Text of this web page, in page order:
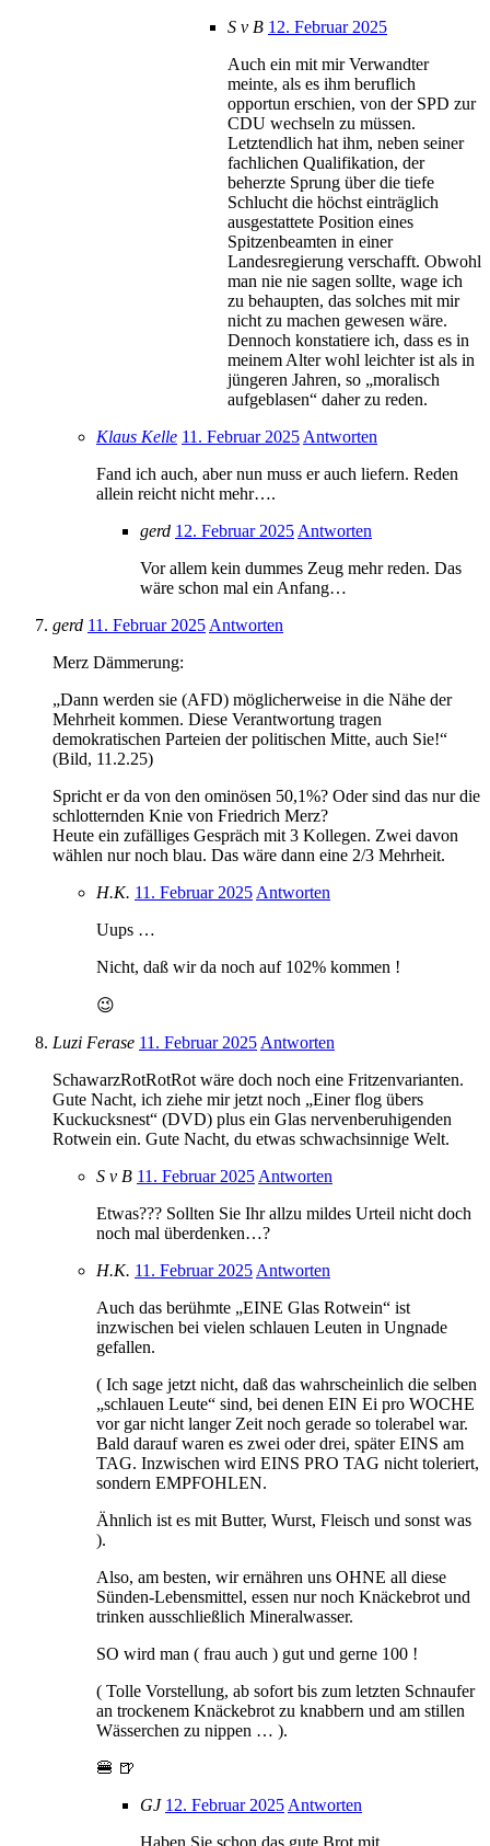
S v B 12. Februar 2025
Auch ein mit mir Verwandter
meinte, als es ihm beruflich
opportun erschien, von der SPD zur
CDU wechseln zu müssen.
Letztendlich hat ihm, neben seiner
fachlichen Qualifikation, der
beherzte Sprung über die tiefe
Schlucht die höchst einträglich
ausgestattete Position eines
Spitzenbeamten in einer
Landesregierung verschafft. Obwohl
man nie nie sagen sollte, wage ich
zu behaupten, das solches mit mir
nicht zu machen gewesen wäre.
Dennoch konstatiere ich, dass es in
meinem Alter wohl leichter ist als in
jüngeren Jahren, so „moralisch
aufgeblasen“ daher zu reden.
Klaus Kelle 11. Februar 2025 Antworten
Fand ich auch, aber nun muss er auch liefern. Reden
allein reicht nicht mehr….
gerd 12. Februar 2025 Antworten
Vor allem kein dummes Zeug mehr reden. Das
wäre schon mal ein Anfang…
gerd 11. Februar 2025 Antworten
Merz Dämmerung:
„Dann werden sie (AFD) möglicherweise in die Nähe der
Mehrheit kommen. Diese Verantwortung tragen
demokratischen Parteien der politischen Mitte, auch Sie!“
(Bild, 11.2.25)
Spricht er da von den ominösen 50,1%? Oder sind das nur die
schlotternden Knie von Friedrich Merz?
Heute ein zufälliges Gespräch mit 3 Kollegen. Zwei davon
wählen nur noch blau. Das wäre dann eine 2/3 Mehrheit.
H.K. 11. Februar 2025 Antworten
Uups …
Nicht, daß wir da noch auf 102% kommen !
😉
Luzi Ferase 11. Februar 2025 Antworten
SchawarzRotRotRot wäre doch noch eine Fritzenvarianten.
Gute Nacht, ich ziehe mir jetzt noch „Einer flog übers
Kuckucksnest“ (DVD) plus ein Glas nervenberuhigenden
Rotwein ein. Gute Nacht, du etwas schwachsinnige Welt.
S v B 11. Februar 2025 Antworten
Etwas??? Sollten Sie Ihr allzu mildes Urteil nicht doch
noch mal überdenken…?
H.K. 11. Februar 2025 Antworten
Auch das berühmte „EINE Glas Rotwein“ ist
inzwischen bei vielen schlauen Leuten in Ungnade
gefallen.
( Ich sage jetzt nicht, daß das wahrscheinlich die selben
„schlauen Leute“ sind, bei denen EIN Ei pro WOCHE
vor gar nicht langer Zeit noch gerade so tolerabel war.
Bald darauf waren es zwei oder drei, später EINS am
TAG. Inzwischen wird EINS PRO TAG nicht toleriert,
sondern EMPFOHLEN.
Ähnlich ist es mit Butter, Wurst, Fleisch und sonst was
).
Also, am besten, wir ernähren uns OHNE all diese
Sünden-Lebensmittel, essen nur noch Knäckebrot und
trinken ausschließlich Mineralwasser.
SO wird man ( frau auch ) gut und gerne 100 !
( Tolle Vorstellung, ab sofort bis zum letzten Schnaufer
an trockenem Knäckebrot zu knabbern und am stillen
Wässerchen zu nippen … ).
🍔 🍺
GJ 12. Februar 2025 Antworten
Haben Sie schon das gute Brot mit